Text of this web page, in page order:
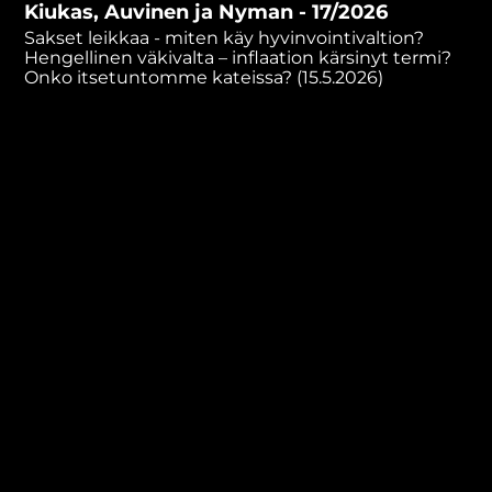
minutes,
53
seconds
Kiukas, Auvinen ja Nyman - 17/2026
Sakset leikkaa - miten käy hyvinvointivaltion?
Hengellinen väkivalta – inflaation kärsinyt termi?
Onko itsetuntomme kateissa? (15.5.2026)